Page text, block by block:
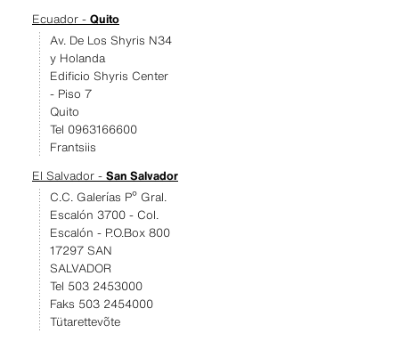
Ecuador - Quito
Av. De Los Shyris N34
y Holanda
Edificio Shyris Center
- Piso 7
Quito
Tel 0963166600
Frantsiis
El Salvador - San Salvador
C.C. Galerías Pº Gral.
Escalón 3700 - Col.
Escalón - P.O.Box 800
17297 SAN
SALVADOR
Tel 503 2453000
Faks 503 2454000
Tütarettevõte